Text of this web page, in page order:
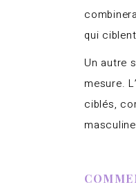
qui
Un autre
mesure.
ciblés,